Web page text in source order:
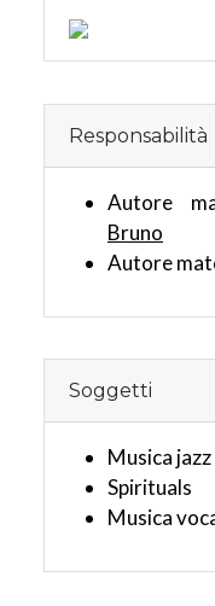
Responsabilità
Autore
Bruno
Autore
Soggetti
Musica jazz
Spirituals
Musica